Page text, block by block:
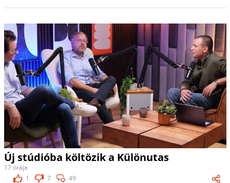
Új stúdióba költözik a Különutas
17 órája
1
7 49